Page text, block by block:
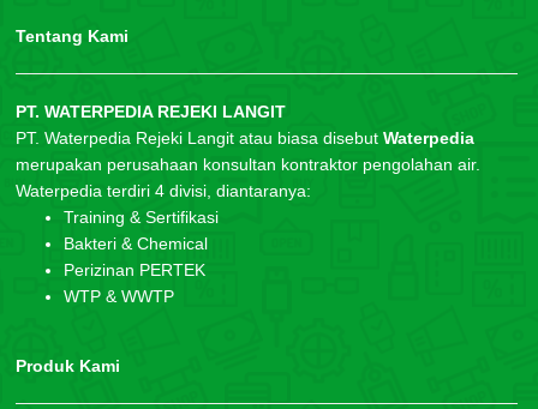
Tentang Kami
PT. WATERPEDIA REJEKI LANGIT
PT. Waterpedia Rejeki Langit atau biasa disebut Waterpedia
merupakan perusahaan konsultan kontraktor pengolahan air.
Waterpedia terdiri 4 divisi, diantaranya:
Training & Sertifikasi
Bakteri & Chemical
Perizinan PERTEK
WTP & WWTP
Produk Kami